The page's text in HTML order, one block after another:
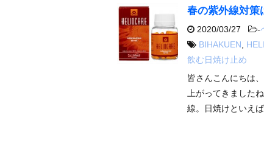
春の紫外線対策
2020/03/27 -
BIHAKUEN
飲む日焼け止め
皆さんこんにちは
上がってきました
線。日焼けといえ